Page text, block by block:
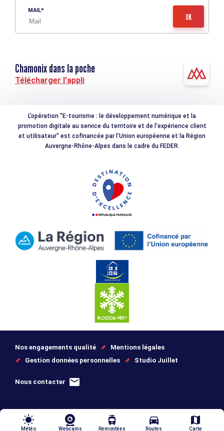
MAIL
Chamonix dans la poche
Télécharger l'appli
L'opération "E-tourisme : le développement numérique et la
promotion digitale au service du territoire et de l'expérience client
et utilisateur" est cofinancée par l'Union européenne et la Région
Auvergne-Rhône-Alpes dans le cadre du FEDER.
Nos engagements qualité
Mentions légales
Gestion données personnelles
Studio Juillet
Nous contacter
wb_sunny
Météo Webcams
tram
Remontées
directions_car
Routes
map
Carte